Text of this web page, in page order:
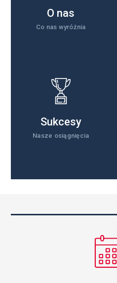
O nas
Co nas wyróżnia
Sukcesy
Nasze osiągnięcia